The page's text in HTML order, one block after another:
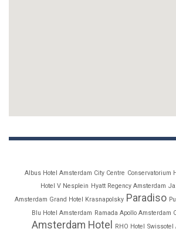
Albus Hotel Amsterdam City Centre Conservatorium
Hotel V Nesplein Hyatt Regency Amsterdam
Amsterdam Grand Hotel Krasnapolsky Paradiso
Blu Hotel Amsterdam Ramada Apollo Amsterdam
Amsterdam Hotel
RHO Hotel Swissotel